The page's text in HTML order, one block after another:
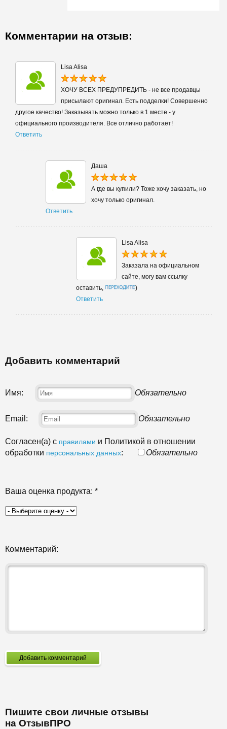
Комментарии на отзыв:
Lisa Alisa
ХОЧУ ВСЕХ ПРЕДУПРЕДИТЬ - не все продавцы
присылают оригинал. Есть подделки! Совершенно
другое качество! Заказывать можно только в 1 месте - у
официального производителя. Все отлично работает!
Ответить
Даша
А где вы купили? Тоже хочу заказать, но
хочу только оригинал.
Ответить
Lisa Alisa
Заказала на официальном
сайте, могу вам ссылку
оставить,
)
Ответить
Добавить комментарий
Имя: Обязательно
Email: Обязательно
Согласен(а) с правилами и Политикой в отношении
обработки персональных данных: Обязательно
Ваша оценка продукта: *
Комментарий:
Добавить комментарий
Пишите свои личные отзывы
на ОтзывПРО